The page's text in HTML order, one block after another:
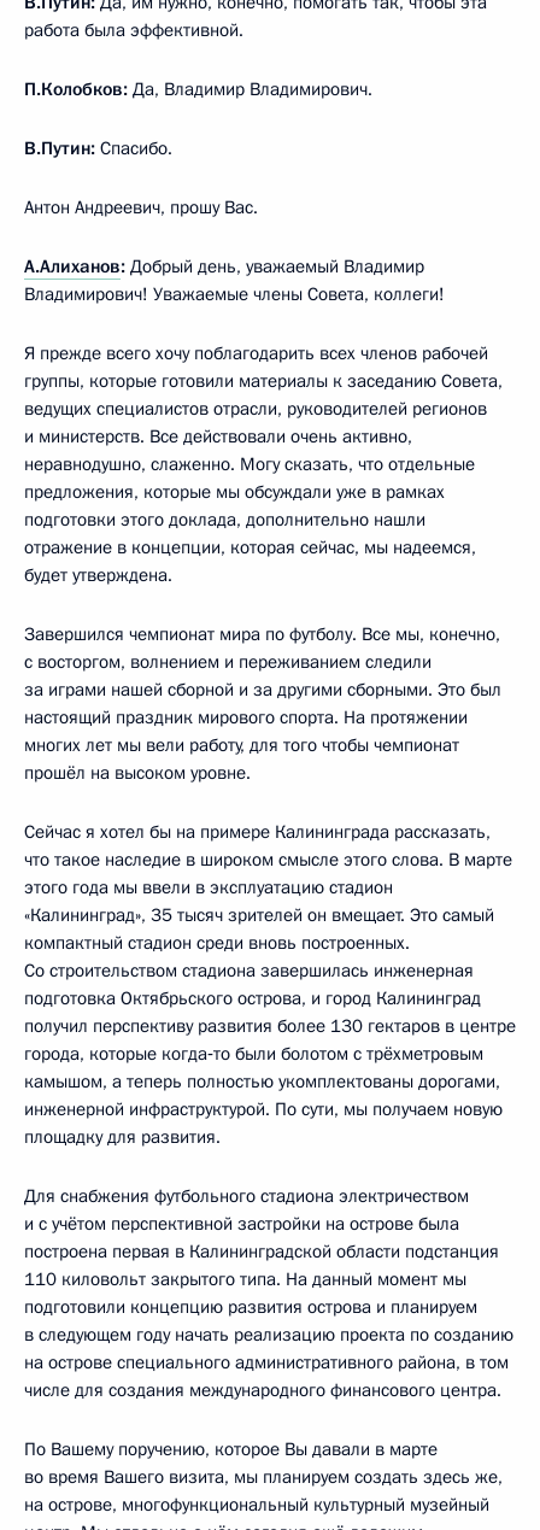
работа была эффективной.
П.Колобков: Да, Владимир Владимирович.
В.Путин: Спасибо.
Антон Андреевич, прошу Вас.
А.Алиханов: Добрый день, уважаемый Владимир
Владимирович! Уважаемые члены Совета, коллеги!
Я прежде всего хочу поблагодарить всех членов рабочей
группы, которые готовили материалы к заседанию Совета,
ведущих специалистов отрасли, руководителей регионов
и министерств. Все действовали очень активно,
неравнодушно, слаженно. Могу сказать, что отдельные
предложения, которые мы обсуждали уже в рамках
подготовки этого доклада, дополнительно нашли
отражение в концепции, которая сейчас, мы надеемся,
будет утверждена.
Завершился чемпионат мира по футболу. Все мы, конечно,
с восторгом, волнением и переживанием следили
за играми нашей сборной и за другими сборными. Это был
настоящий праздник мирового спорта. На протяжении
многих лет мы вели работу, для того чтобы чемпионат
прошёл на высоком уровне.
Сейчас я хотел бы на примере Калининграда рассказать,
что такое наследие в широком смысле этого слова. В марте
этого года мы ввели в эксплуатацию стадион
«Калининград», 35 тысяч зрителей он вмещает. Это самый
компактный стадион среди вновь построенных.
Со строительством стадиона завершилась инженерная
подготовка Октябрьского острова, и город Калининград
получил перспективу развития более 130 гектаров в центре
города, которые когда‑то были болотом с трёхметровым
камышом, а теперь полностью укомплектованы дорогами,
инженерной инфраструктурой. По сути, мы получаем новую
площадку для развития.
Для снабжения футбольного стадиона электричеством
и с учётом перспективной застройки на острове была
построена первая в Калининградской области подстанция
110 киловольт закрытого типа. На данный момент мы
подготовили концепцию развития острова и планируем
в следующем году начать реализацию проекта по созданию
на острове специального административного района, в том
числе для создания международного финансового центра.
По Вашему поручению, которое Вы давали в марте
во время Вашего визита, мы планируем создать здесь же,
на острове, многофункциональный культурный музейный